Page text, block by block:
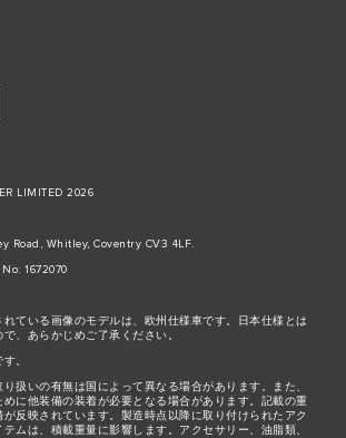
LIMITED 2026
Road, Whitley, Coventry CV3 4LF.
1672070
ている画像のモデルは、欧州仕様車です。日本仕様とは
、あらかじめご了承ください。
。
扱いの有無は国によって異なる場合があります。また、
めに他装備の装着が必要となる場合があります。記載の重
反映されています。製造時点以降に取り付けられたアク
ムは、積載重量に影響します。アクセサリー、油脂類、